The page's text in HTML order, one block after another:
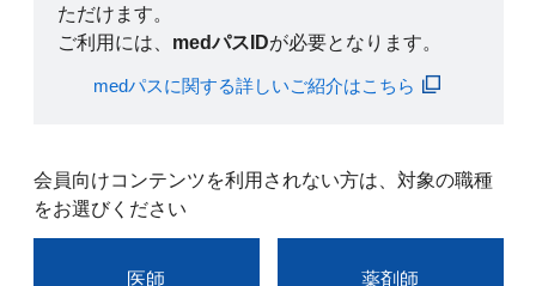
ただけます。
ご利用には、 medパスIDが必要となります。
medパスに関する詳しいご紹介はこちら
会員向けコンテンツを利用されない方は、対象の職種
をお選びください
医師 薬剤師